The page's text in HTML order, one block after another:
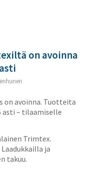
on avoinna
on avoinna. Tuotteita
asti – tilaamiselle
Trimtex.
ja
takuu.